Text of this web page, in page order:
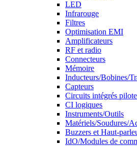
LED
Infrarouge
Filtres
Optimisation EMI
Amplificateurs
RF et radio
Connecteurs
Mémoire
Inducteurs/Bobines/
Capteurs
Circuits intégrés
CI logiques
Instruments/Outils
Matériels/Soudures/
Buzzers et Haut-
IdO/Modules de